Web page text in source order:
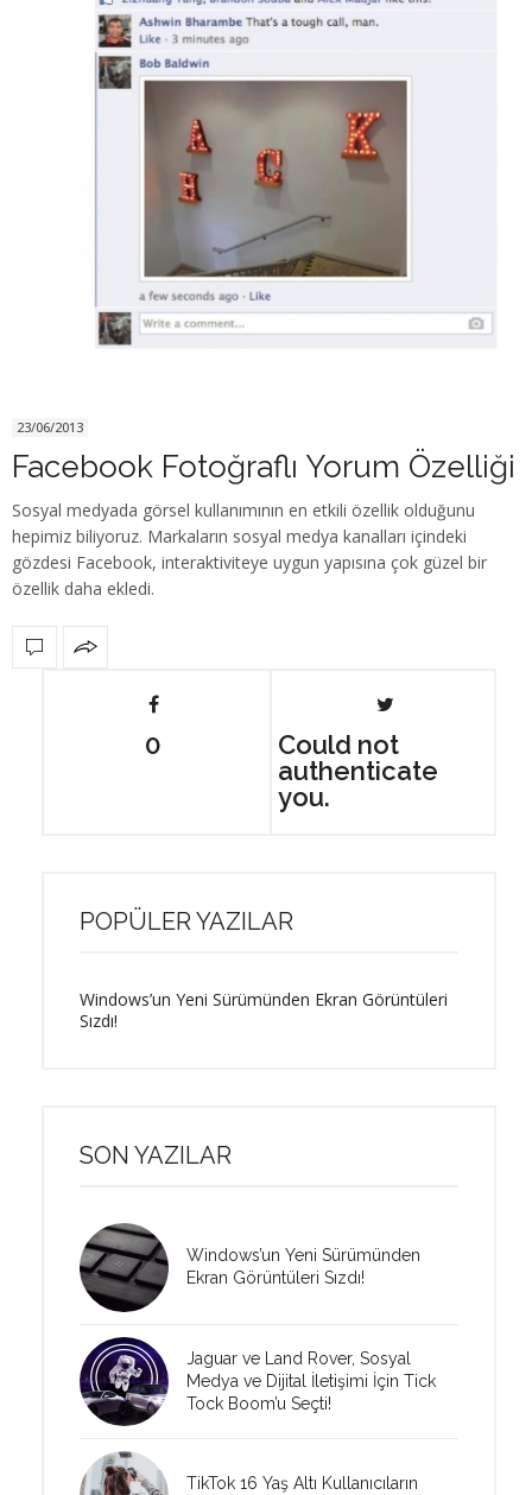
23/06/2013
Facebook Fotoğraflı Yorum Özelliği
Sosyal medyada görsel kullanımının en etkili özellik olduğunu
hepimiz biliyoruz. Markaların sosyal medya kanalları içindeki
gözdesi Facebook, interaktiviteye uygun yapısına çok güzel bir
özellik daha ekledi.
0
Could not
authenticate
you.
POPÜLER YAZILAR
Windows’un Yeni Sürümünden Ekran Görüntüleri
Sızdı!
SON YAZILAR
Windows’un Yeni Sürümünden
Ekran Görüntüleri Sızdı!
Jaguar ve Land Rover, Sosyal
Medya ve Dijital İletişimi İçin Tick
Tock Boom’u Seçti!
TikTok 16 Yaş Altı Kullanıcıların